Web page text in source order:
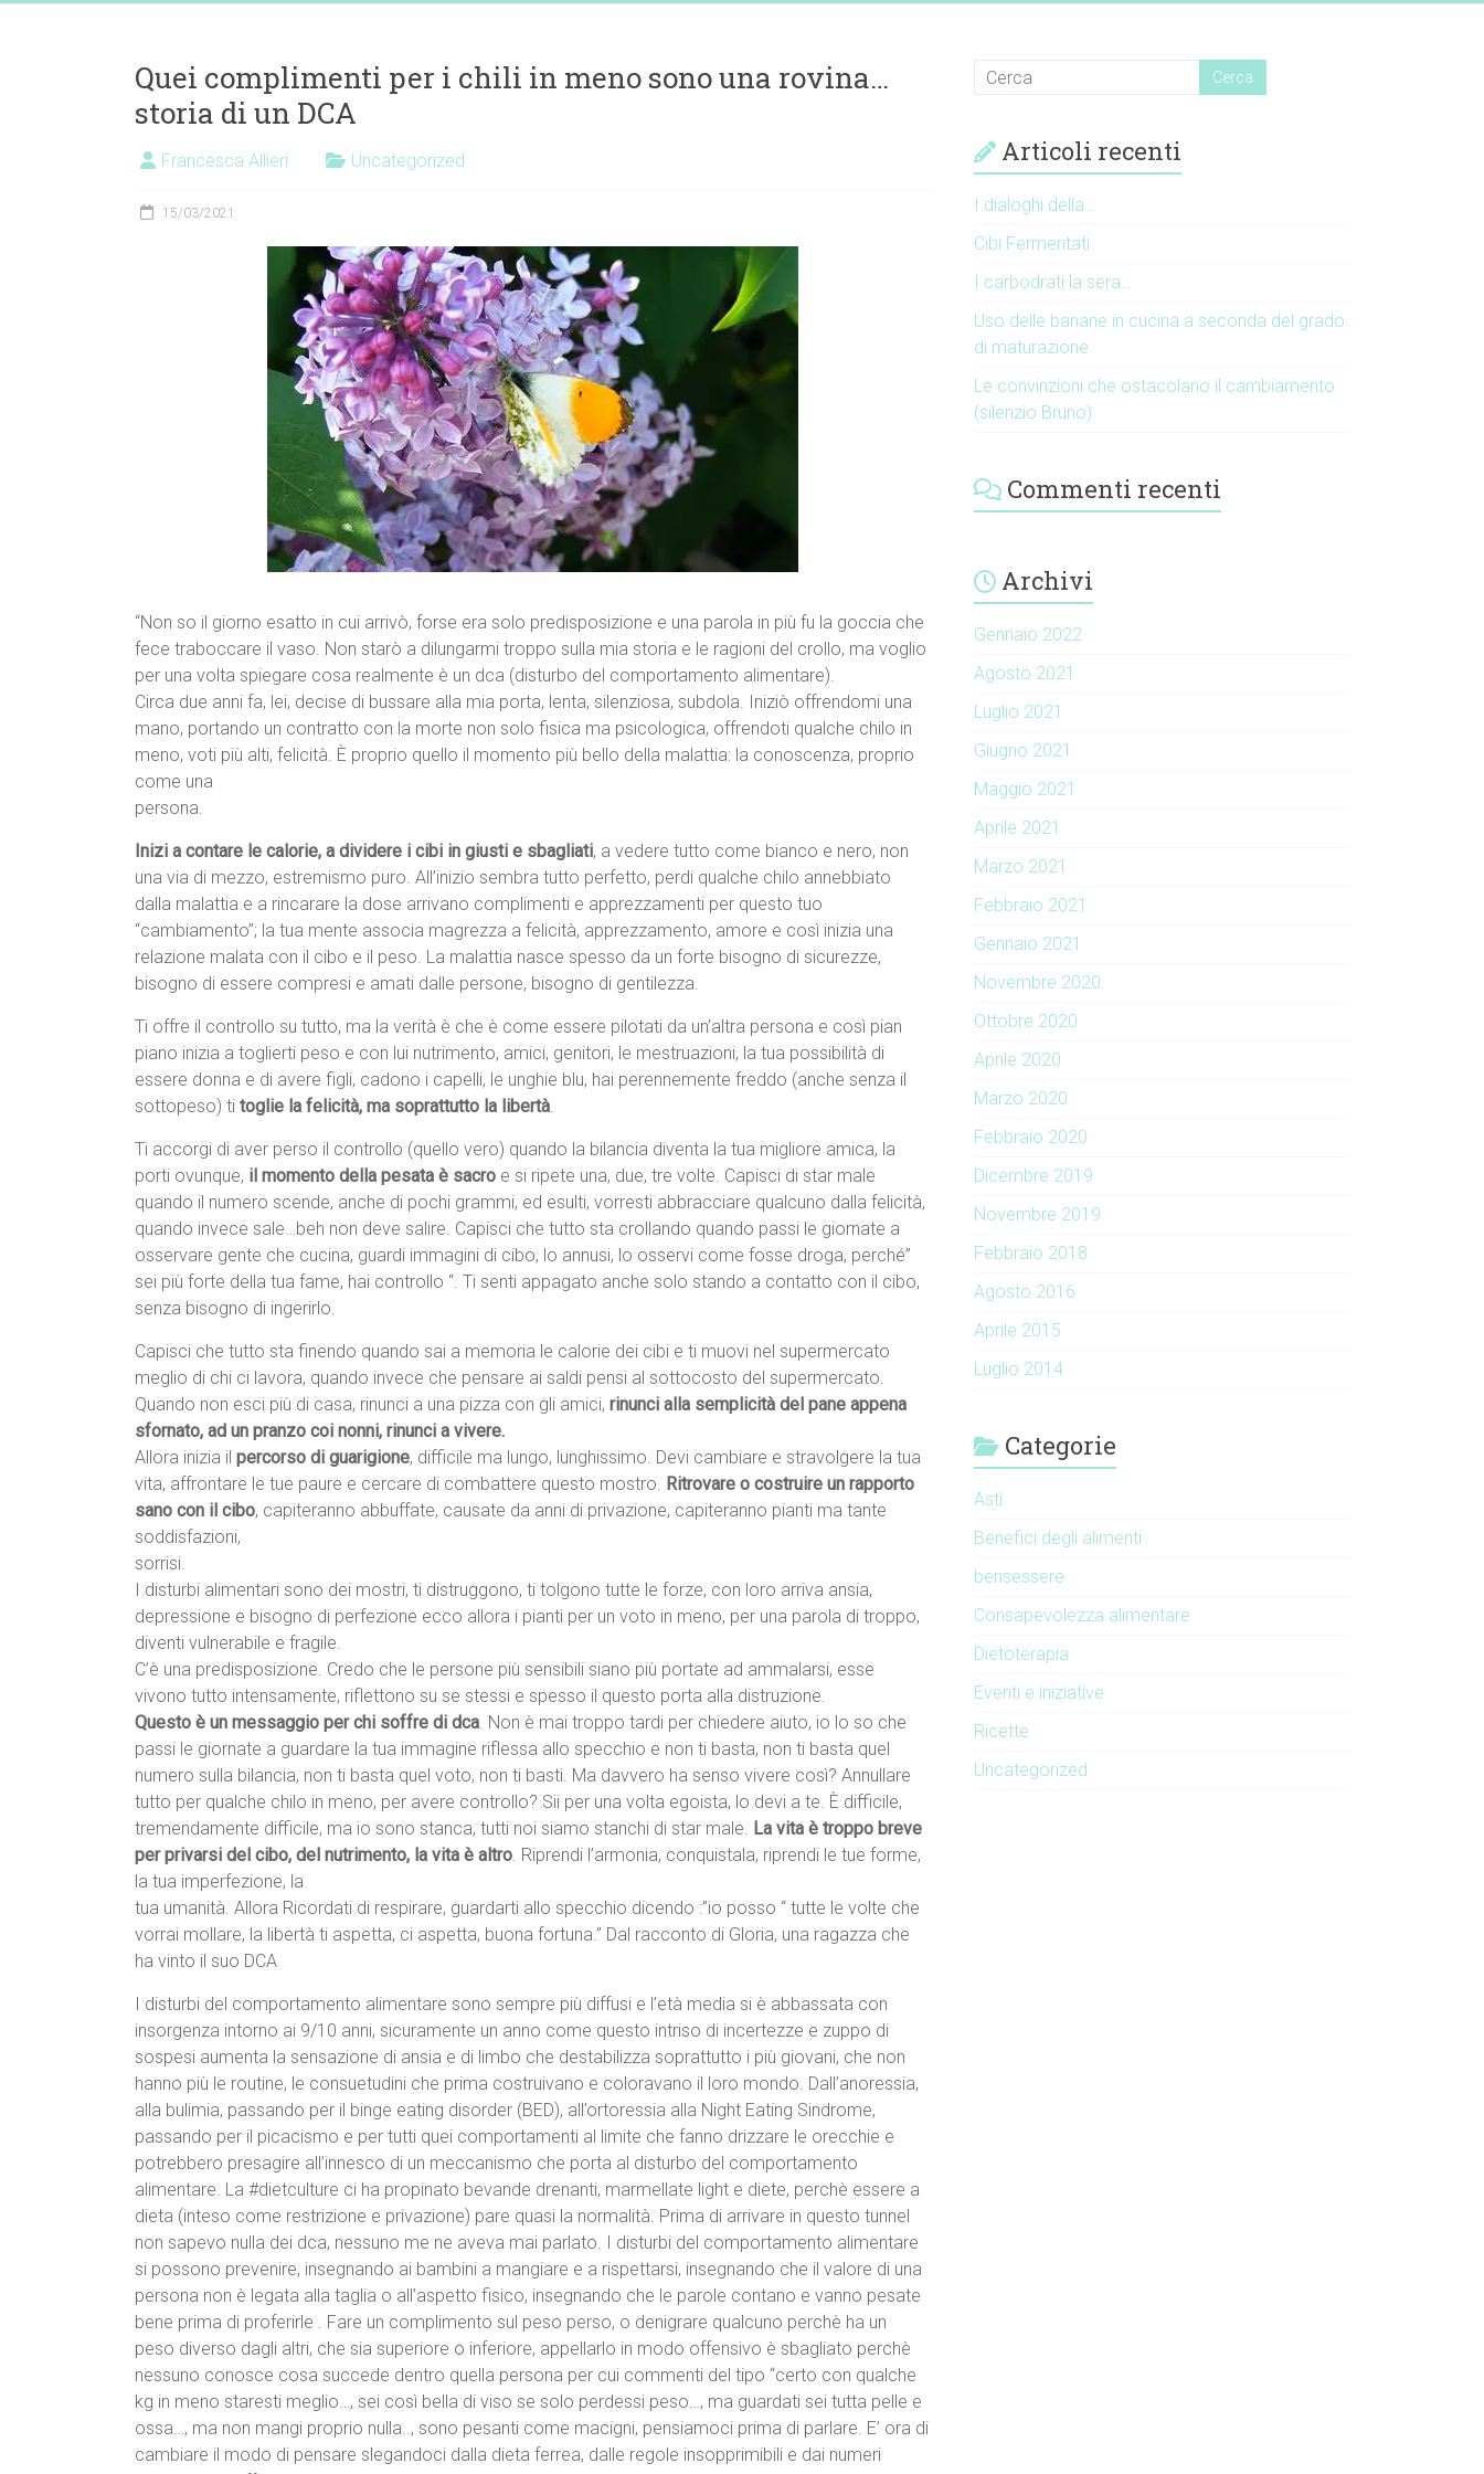
Francesca
Allieri
Nutrizionista
EatDifferently
Quei complimenti per i chili in meno sono una rovina…
storia di un DCA
Francesca Allieri Uncategorized
15/03/2021
“Non so il giorno esatto in cui arrivò, forse era solo predisposizione e una parola in più fu la goccia che
fece traboccare il vaso. Non starò a dilungarmi troppo sulla mia storia e le ragioni del crollo, ma voglio
per una volta spiegare cosa realmente è un dca (disturbo del comportamento alimentare).
Circa due anni fa, lei, decise di bussare alla mia porta, lenta, silenziosa, subdola. Iniziò offrendomi una
mano, portando un contratto con la morte non solo fisica ma psicologica, offrendoti qualche chilo in
meno, voti più alti, felicità. È proprio quello il momento più bello della malattia: la conoscenza, proprio
come una
persona.
Inizi a contare le calorie, a dividere i cibi in giusti e sbagliati, a vedere tutto come bianco e nero, non
una via di mezzo, estremismo puro. All’inizio sembra tutto perfetto, perdi qualche chilo annebbiato
dalla malattia e a rincarare la dose arrivano complimenti e apprezzamenti per questo tuo
“cambiamento”; la tua mente associa magrezza a felicità, apprezzamento, amore e così inizia una
relazione malata con il cibo e il peso. La malattia nasce spesso da un forte bisogno di sicurezze,
bisogno di essere compresi e amati dalle persone, bisogno di gentilezza.
Ti offre il controllo su tutto, ma la verità è che è come essere pilotati da un’altra persona e così pian
piano inizia a toglierti peso e con lui nutrimento, amici, genitori, le mestruazioni, la tua possibilità di
essere donna e di avere figli, cadono i capelli, le unghie blu, hai perennemente freddo (anche senza il
sottopeso) ti toglie la felicità, ma soprattutto la libertà.
Ti accorgi di aver perso il controllo (quello vero) quando la bilancia diventa la tua migliore amica, la
porti ovunque, il momento della pesata è sacro e si ripete una, due, tre volte. Capisci di star male
quando il numero scende, anche di pochi grammi, ed esulti, vorresti abbracciare qualcuno dalla felicità,
quando invece sale…beh non deve salire. Capisci che tutto sta crollando quando passi le giornate a
osservare gente che cucina, guardi immagini di cibo, lo annusi, lo osservi come fosse droga, perché”
sei più forte della tua fame, hai controllo “. Ti senti appagato anche solo stando a contatto con il cibo,
senza bisogno di ingerirlo.
Capisci che tutto sta finendo quando sai a memoria le calorie dei cibi e ti muovi nel supermercato
meglio di chi ci lavora, quando invece che pensare ai saldi pensi al sottocosto del supermercato.
Quando non esci più di casa, rinunci a una pizza con gli amici, rinunci alla semplicità del pane appena
sfornato, ad un pranzo coi nonni, rinunci a vivere.
Allora inizia il percorso di guarigione, difficile ma lungo, lunghissimo. Devi cambiare e stravolgere la tua
vita, affrontare le tue paure e cercare di combattere questo mostro. Ritrovare o costruire un rapporto
sano con il cibo, capiteranno abbuffate, causate da anni di privazione, capiteranno pianti ma tante
soddisfazioni,
sorrisi.
I disturbi alimentari sono dei mostri, ti distruggono, ti tolgono tutte le forze, con loro arriva ansia,
depressione e bisogno di perfezione ecco allora i pianti per un voto in meno, per una parola di troppo,
diventi vulnerabile e fragile.
C’è una predisposizione. Credo che le persone più sensibili siano più portate ad ammalarsi, esse
vivono tutto intensamente, riflettono su se stessi e spesso il questo porta alla distruzione.
Questo è un messaggio per chi soffre di dca. Non è mai troppo tardi per chiedere aiuto, io lo so che
passi le giornate a guardare la tua immagine riflessa allo specchio e non ti basta, non ti basta quel
numero sulla bilancia, non ti basta quel voto, non ti basti. Ma davvero ha senso vivere così? Annullare
tutto per qualche chilo in meno, per avere controllo? Sii per una volta egoista, lo devi a te. È difficile,
tremendamente difficile, ma io sono stanca, tutti noi siamo stanchi di star male. La vita è troppo breve
per privarsi del cibo, del nutrimento, la vita è altro. Riprendi l’armonia, conquistala, riprendi le tue forme,
la tua imperfezione, la
tua umanità. Allora Ricordati di respirare, guardarti allo specchio dicendo :”io posso “ tutte le volte che
vorrai mollare, la libertà ti aspetta, ci aspetta, buona fortuna.” Dal racconto di Gloria, una ragazza che
ha vinto il suo DCA
I disturbi del comportamento alimentare sono sempre più diffusi e l’età media si è abbassata con
insorgenza intorno ai 9/10 anni, sicuramente un anno come questo intriso di incertezze e zuppo di
sospesi aumenta la sensazione di ansia e di limbo che destabilizza soprattutto i più giovani, che non
hanno più le routine, le consuetudini che prima costruivano e coloravano il loro mondo. Dall’anoressia,
alla bulimia, passando per il binge eating disorder (BED), all’ortoressia alla Night Eating Sindrome,
passando per il picacismo e per tutti quei comportamenti al limite che fanno drizzare le orecchie e
potrebbero presagire all’innesco di un meccanismo che porta al disturbo del comportamento
alimentare. La #dietculture ci ha propinato bevande drenanti, marmellate light e diete, perchè essere a
dieta (inteso come restrizione e privazione) pare quasi la normalità. Prima di arrivare in questo tunnel
non sapevo nulla dei dca, nessuno me ne aveva mai parlato. I disturbi del comportamento alimentare
si possono prevenire, insegnando ai bambini a mangiare e a rispettarsi, insegnando che il valore di una
persona non è legata alla taglia o all’aspetto fisico, insegnando che le parole contano e vanno pesate
bene prima di proferirle . Fare un complimento sul peso perso, o denigrare qualcuno perchè ha un
peso diverso dagli altri, che sia superiore o inferiore, appellarlo in modo offensivo è sbagliato perchè
nessuno conosce cosa succede dentro quella persona per cui commenti del tipo “certo con qualche
kg in meno staresti meglio…, sei così bella di viso se solo perdessi peso…, ma guardati sei tutta pelle e
ossa…, ma non mangi proprio nulla.., sono pesanti come macigni, pensiamoci prima di parlare. E’ ora di
cambiare il modo di pensare slegandoci dalla dieta ferrea, dalle regole insopprimibili e dai numeri
Articoli recenti
I dialoghi della…
Cibi Fermentati
I carbodrati la sera…
Uso delle banane in cucina a seconda del grado
di maturazione
Le convinzioni che ostacolano il cambiamento
(silenzio Bruno)
Commenti recenti
Archivi
Gennaio 2022
Agosto 2021
Luglio 2021
Giugno 2021
Maggio 2021
Aprile 2021
Marzo 2021
Febbraio 2021
Gennaio 2021
Novembre 2020
Ottobre 2020
Aprile 2020
Marzo 2020
Febbraio 2020
Dicembre 2019
Novembre 2019
Febbraio 2018
Agosto 2016
Aprile 2015
Luglio 2014
Categorie
Asti
Benefici degli alimenti
bensessere
Consapevolezza alimentare
Dietoterapia
Eventi e iniziative
Ricette
Uncategorized